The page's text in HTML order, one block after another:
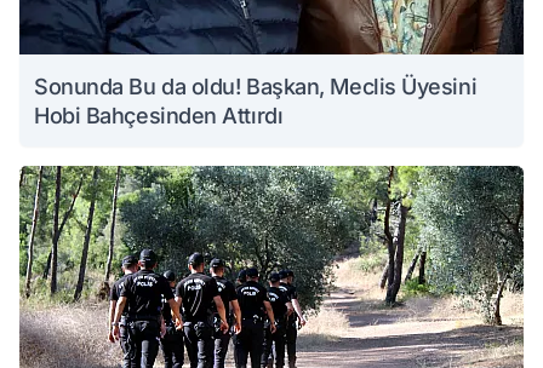
Sonunda Bu da oldu! Başkan, Meclis Üyesini
Hobi Bahçesinden Attırdı